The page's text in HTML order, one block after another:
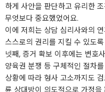
하게 사안을 판단하고 유리한
무엇보다 중요했었어요.
이에 저희는 상담 심리사와의
스스로의 권리를 지킬 수 있도
넷째, 증거 확보 이후에는 변호
양육권 분쟁 등 구체적인 절차
상황에 따라 형사 고소까지도
륜 상대방이 의도적으로 가정